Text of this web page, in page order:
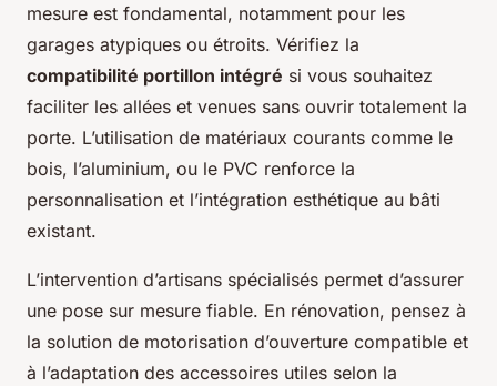
mesure est fondamental, notamment pour les
garages atypiques ou étroits. Vérifiez la
compatibilité portillon intégré si vous souhaitez
faciliter les allées et venues sans ouvrir totalement la
porte. L’utilisation de matériaux courants comme le
bois, l’aluminium, ou le PVC renforce la
personnalisation et l’intégration esthétique au bâti
existant.
L’intervention d’artisans spécialisés permet d’assurer
une pose sur mesure fiable. En rénovation, pensez à
la solution de motorisation d’ouverture compatible et
à l’adaptation des accessoires utiles selon la